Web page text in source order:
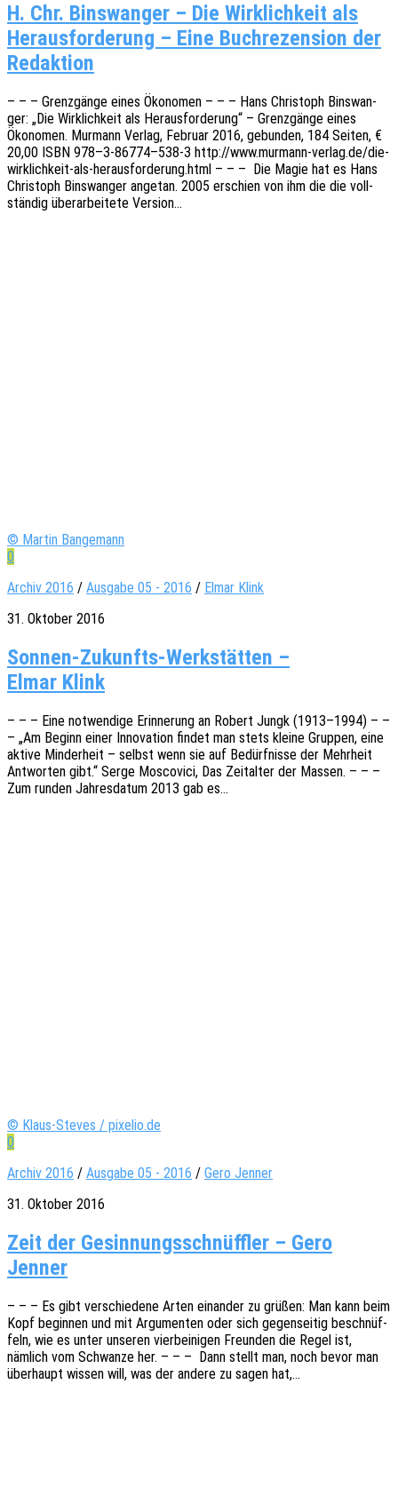
H. Chr. Bins­wan­ger – Die Wirk­lich­keit als
Her­aus­for­de­rung – Eine Buch­re­zen­si­on der
Redaktion
– – – Grenz­gän­ge eines Ökono­men – – – Hans Chris­toph Bins­wan­
ger: „Die Wirk­lich­keit als Heraus­for­de­rung“ – Grenz­gän­ge eines
Ökono­men. Murmann Verlag, Febru­ar 2016, gebun­den, 184 Seiten, €
20,00 ISBN 978–3‑86774–538‑3 http://www.murmann-verlag.de/die-
wirklichkeit-als-herausforderung.html – – – Die Magie hat es Hans
Chris­toph Bins­wan­ger ange­tan. 2005 erschien von ihm die die voll­
stän­dig über­ar­bei­te­te Version…
© Martin Bangemann
0
Archiv 2016 / Ausgabe 05 - 2016 / Elmar Klink
31. Oktober 2016
Sonnen-Zukunfts-Werkstätten –
Elmar Klink
– – – Eine notwen­di­ge Erin­ne­rung an Robert Jungk (1913–1994) – –
– „Am Beginn einer Inno­va­ti­on findet man stets kleine Grup­pen, eine
aktive Minder­heit – selbst wenn sie auf Bedürf­nis­se der Mehr­heit
Antwor­ten gibt.“ Serge Mosco­vici, Das Zeit­al­ter der Massen. – – –
Zum runden Jahres­da­tum 2013 gab es…
© Klaus-Steves / pixelio.de
0
Archiv 2016 / Ausgabe 05 - 2016 / Gero Jenner
31. Oktober 2016
Zeit der Gesin­nungs­schnüff­ler – Gero
Jenner
– – – Es gibt verschie­de­ne Arten einan­der zu grüßen: Man kann beim
Kopf begin­nen und mit Argu­men­ten oder sich gegen­sei­tig beschnüf­
feln, wie es unter unse­ren vier­bei­ni­gen Freun­den die Regel ist,
nämlich vom Schwan­ze her. – – – Dann stellt man, noch bevor man
über­haupt wissen will, was der andere zu sagen hat,…